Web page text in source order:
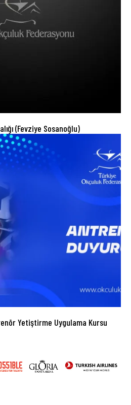
(Fevziye Sosanoğlu)
Yetiştirme Uygulama Kursu